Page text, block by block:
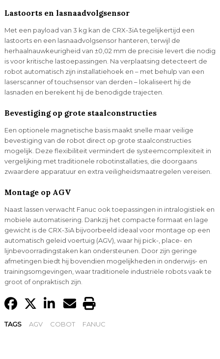
Lastoorts en lasnaadvolgsensor
Met een payload van 3 kg kan de CRX-3iA tegelijkertijd een
lastoorts en een lasnaadvolgsensor hanteren, terwijl de
herhaalnauwkeurigheid van ±0,02 mm de precisie levert die nodig
is voor kritische lastoepassingen. Na verplaatsing detecteert de
robot automatisch zijn installatiehoek en – met behulp van een
laserscanner of touchsensor van derden – lokaliseert hij de
lasnaden en berekent hij de benodigde trajecten.
Bevestiging op grote staalconstructies
Een optionele magnetische basis maakt snelle maar veilige
bevestiging van de robot direct op grote staalconstructies
mogelijk. Deze flexibiliteit vermindert de systeemcomplexiteit in
vergelijking met traditionele robotinstallaties, die doorgaans
zwaardere apparatuur en extra veiligheidsmaatregelen vereisen.
Montage op AGV
Naast lassen verwacht Fanuc ook toepassingen in intralogistiek en
mobiele automatisering. Dankzij het compacte formaat en lage
gewicht is de CRX-3iA bijvoorbeeld ideaal voor montage op een
automatisch geleid voertuig (AGV), waar hij pick-, place- en
lijnbevoorradingstaken kan ondersteunen. Door zijn geringe
afmetingen biedt hij bovendien mogelijkheden in onderwijs- en
trainingsomgevingen, waar traditionele industriële robots vaak te
groot of onpraktisch zijn.
TAGS AGV COBOT FANUC